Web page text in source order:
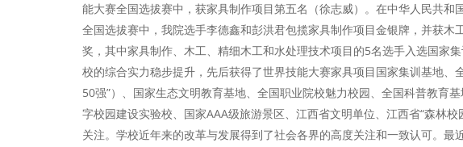
能大赛全国选拔赛中，获家具制作项目第五名（徐志威）。在中华人民共
全国选拔赛中，我院选手李德鑫和彭洪君包揽家具制作项目金银牌，并获木
奖，其中家具制作、木工、精细木工和水处理技术项目的5名选手入选国家
校的综合实力稳步提升，先后获得了世界技能大赛家具项目国家集训基地、
50强”）、国家生态文明教育基地、全国职业院校魅力校园、全国科普教育
字校园建设实验校、国家AAA级旅游景区、江西省文明单位、江西省“森林校
关注。学校近年来的改革与发展得到了社会各界的高度关注和一致认可。最